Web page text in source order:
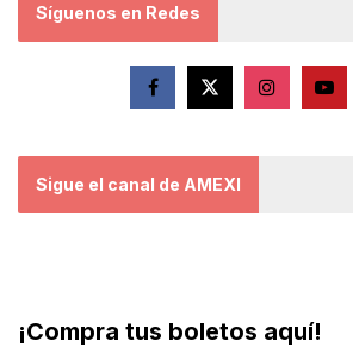
Síguenos en Redes
Sigue el canal de AMEXI
¡Compra tus boletos aquí!